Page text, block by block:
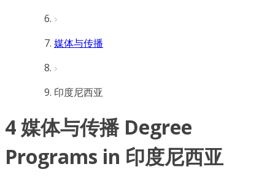
媒体与传播
印度尼西亚
4 媒体与传播 Degree
Programs in 印度尼西亚